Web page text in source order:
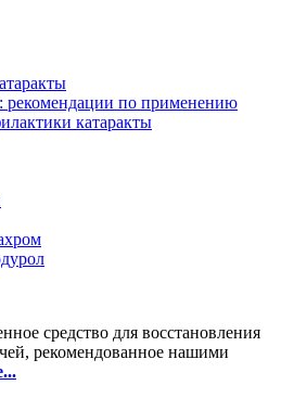
рекомендации по применению
катаракты
средство для восстановления
рекомендованное нашими